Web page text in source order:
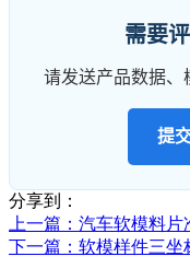
需要
请发送产品数据、
提
分享到：
上一篇 ：汽车软模料片
下一篇 ：软模样件三